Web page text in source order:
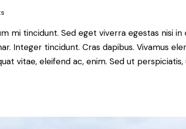
mi tincidunt. Sed eget viverra egestas nisi in
Integer tincidunt. Cras dapibus. Vivamus
vitae, eleifend ac, enim. Sed ut perspiciatis,